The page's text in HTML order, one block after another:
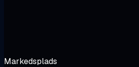
Markedsplads